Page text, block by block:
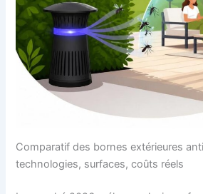
Comparatif des bornes extérieures
technologies, surfaces, coûts réels